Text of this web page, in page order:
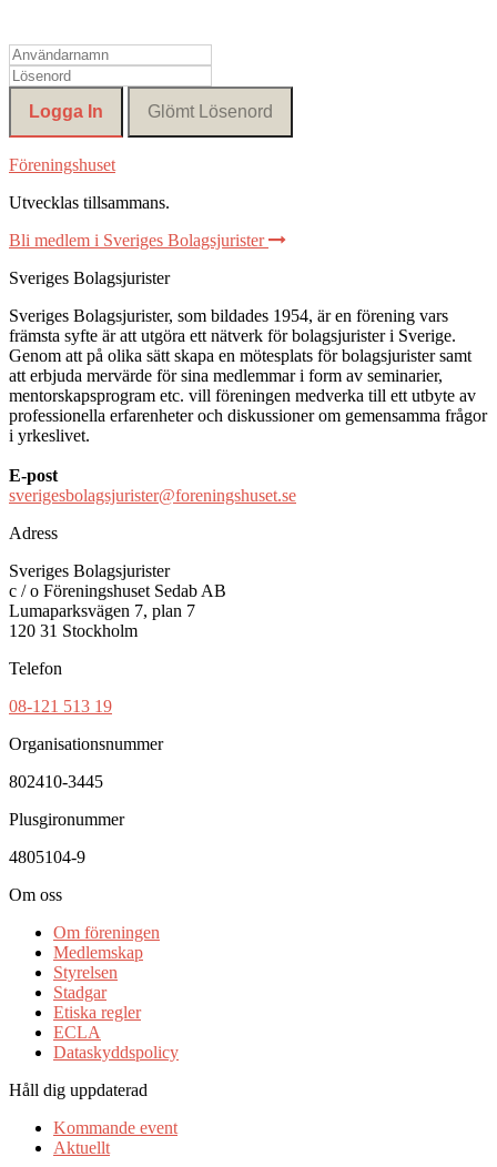
Föreningshuset
Utvecklas tillsammans.
Bli medlem i Sveriges Bolagsjurister
Sveriges Bolagsjurister
Sveriges Bolagsjurister, som bildades 1954, är en förening vars
främsta syfte är att utgöra ett nätverk för bolagsjurister i Sverige.
Genom att på olika sätt skapa en mötesplats för bolagsjurister samt
att erbjuda mervärde för sina medlemmar i form av seminarier,
mentorskapsprogram etc. vill föreningen medverka till ett utbyte av
professionella erfarenheter och diskussioner om gemensamma frågor
i yrkeslivet.
E-post
sverigesbolagsjurister@foreningshuset.se
Adress
Sveriges Bolagsjurister
c / o Föreningshuset Sedab AB
Lumaparksvägen 7, plan 7
120 31 Stockholm
Telefon
08-121 513 19
Organisationsnummer
802410-3445
Plusgironummer
4805104-9
Om oss
Om föreningen
Medlemskap
Styrelsen
Stadgar
Etiska regler
ECLA
Dataskyddspolicy
Håll dig uppdaterad
Kommande event
Aktuellt